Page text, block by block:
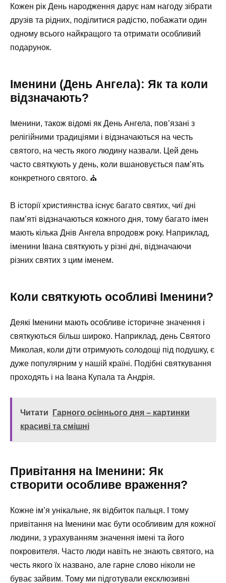
Кожен рік День народження дарує нам нагоду зібрати
друзів та рідних, поділитися радістю, побажати один
одному всього найкращого та отримати особливий
подарунок.
Іменини (День Ангела): Як та коли
відзначають?
Іменини, також відомі як День Ангела, пов’язані з
релігійними традиціями і відзначаються на честь
святого, на честь якого людину назвали. Цей день
часто святкують у день, коли вшановується пам’ять
конкретного святого. ⛪
В історії християнства існує багато святих, чиї дні
пам’яті відзначаються кожного дня, тому багато імен
мають кілька Днів Ангела впродовж року. Наприклад,
іменини Івана святкують у різні дні, відзначаючи
різних святих з цим іменем.
Коли святкують особливі Іменини?
Деякі Іменини мають особливе історичне значення і
святкуються більш широко. Наприклад, день Святого
Миколая, коли діти отримують солодощі під подушку, є
дуже популярним у нашій країні. Подібні святкування
проходять і на Івана Купала та Андрія.
Читати
Гарного осіннього дня – картинки
красиві та смішні
Привітання на Іменини: Як
створити особливе враження?
Кожне ім’я унікальне, як відбиток пальця. І тому
привітання на Іменини має бути особливим для кожної
людини, з урахуванням значення імені та його
покровителя. Часто люди навіть не знають святого, на
честь якого їх названо, але гарне слово ніколи не
буває зайвим. Тому ми підготували ексклюзивні